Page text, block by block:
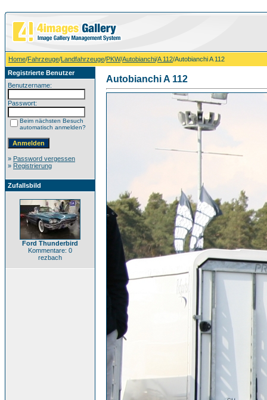
Home/Fahrzeuge/Landfahrzeuge/PKW/Autobianchi/A 112/Autobianchi A 112
Registrierte Benutzer
Benutzername:
Passwort:
Beim nächsten Besuch
automatisch anmelden?
» Password vergessen
» Registrierung
Zufallsbild
Ford Thunderbird
Kommentare: 0
rezbach
Autobianchi A 112